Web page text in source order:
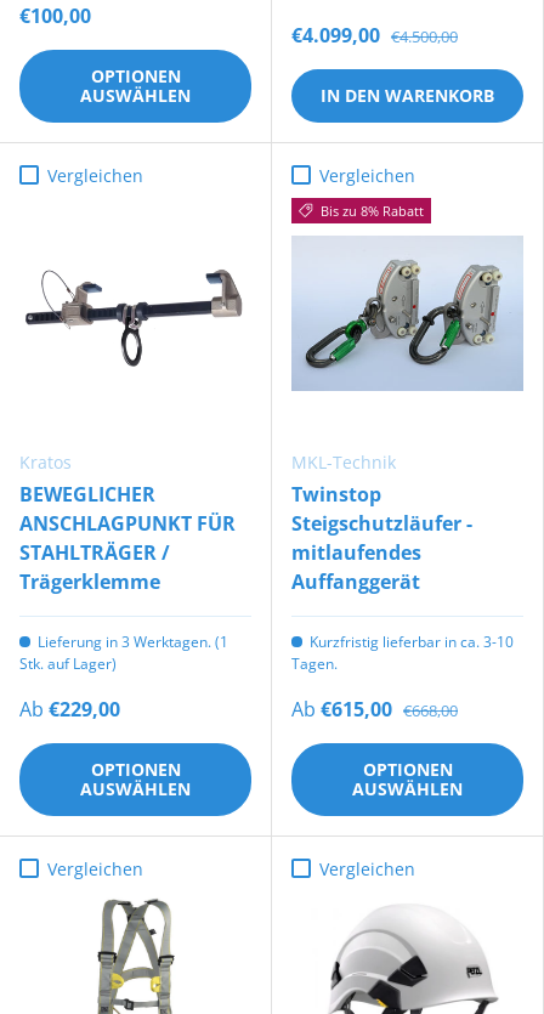
€100,00
OPTIONEN
AUSWÄHLEN
€4.099,00 €4.500,00
IN DEN WARENKORB
Vergleichen
Kratos
BEWEGLICHER
ANSCHLAGPUNKT FÜR
STAHLTRÄGER /
Trägerklemme
Lieferung in 3 Werktagen. (1
Stk. auf Lager)
Ab €229,00
OPTIONEN
AUSWÄHLEN
Vergleichen
Bis zu 8% Rabatt
MKL-Technik
Twinstop
Steigschutzläufer -
mitlaufendes
Auffanggerät
Kurzfristig lieferbar in ca. 3-10
Tagen.
Ab €615,00 €668,00
OPTIONEN
AUSWÄHLEN
Vergleichen Vergleichen